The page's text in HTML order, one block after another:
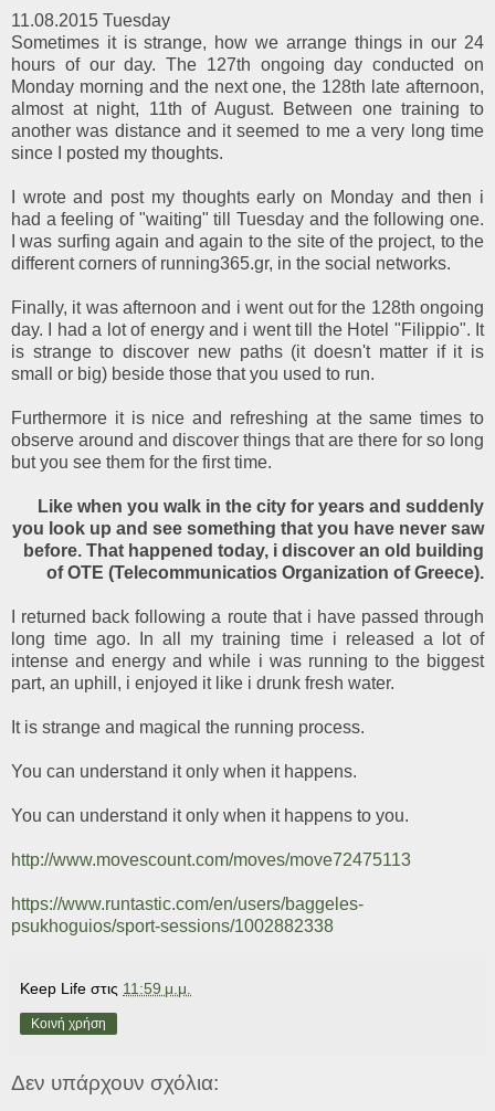
11.08.2015 Tuesday
Sometimes it is strange, how we arrange things in our 24
hours of our day. The 127th ongoing day conducted on
Monday morning and the next one, the 128th late afternoon,
almost at night, 11th of August. Between one training to
another was distance and it seemed to me a very long time
since I posted my thoughts.
I wrote and post my thoughts early on Monday and then i
had a feeling of "waiting" till Tuesday and the following one.
I was surfing again and again to the site of the project, to the
different corners of running365.gr, in the social networks.
Finally, it was afternoon and i went out for the 128th ongoing
day. I had a lot of energy and i went till the Hotel "Filippio". It
is strange to discover new paths (it doesn't matter if it is
small or big) beside those that you used to run.
Furthermore it is nice and refreshing at the same times to
observe around and discover things that are there for so long
but you see them for the first time.
Like when you walk in the city for years and suddenly
you look up and see something that you have never saw
before. That happened today, i discover an old building
of OTE (Telecommunicatios Organization of Greece).
I returned back following a route that i have passed through
long time ago. In all my training time i released a lot of
intense and energy and while i was running to the biggest
part, an uphill, i enjoyed it like i drunk fresh water.
It is strange and magical the running process.
You can understand it only when it happens.
You can understand it only when it happens to you.
http://www.movescount.com/moves/move72475113
https://www.runtastic.com/en/users/baggeles-
psukhoguios/sport-sessions/1002882338
Keep Life στις 11:59 μ.μ.
Κοινή χρήση
Δεν υπάρχουν σχόλια: